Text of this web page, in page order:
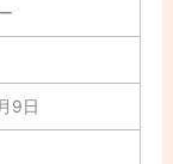
9日